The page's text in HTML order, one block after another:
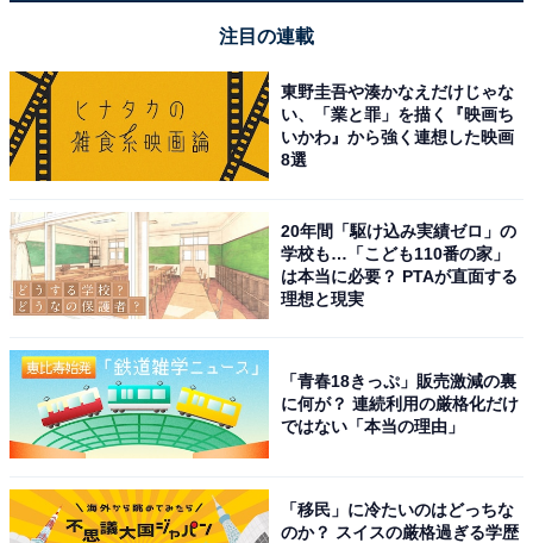
【2万3100円】Bose Frames Rondo オーディオ
サングラス
Bose Frames Rondo オーディオサングラス（出典：Amazon）
注目の連載
東野圭吾や湊かなえだけじゃな
い、「業と罪」を描く『映画ち
いかわ』から強く連想した映画
8選
20年間「駆け込み実績ゼロ」の
学校も…「こども110番の家」
は本当に必要？ PTAが直面する
理想と現実
「青春18きっぷ」販売激減の裏
に何が？ 連続利用の厳格化だけ
ではない「本当の理由」
「移民」に冷たいのはどっちな
のか？ スイスの厳格過ぎる学歴